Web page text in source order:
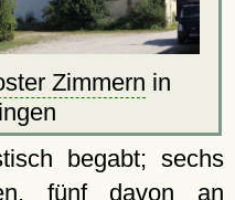
Zimmern in
begabt; sechs
fünf davon an